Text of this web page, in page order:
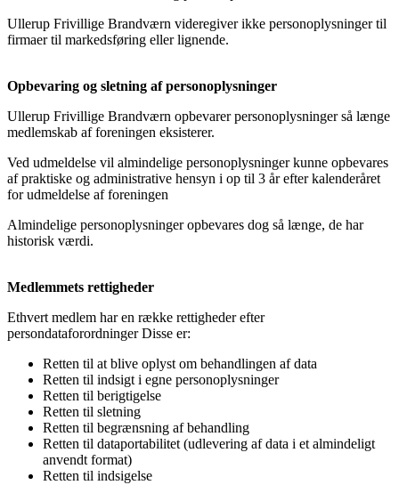
Ullerup Frivillige Brandværn videregiver ikke personoplysninger til
firmaer til markedsføring eller lignende.
Opbevaring og sletning af personoplysninger
Ullerup Frivillige Brandværn opbevarer personoplysninger så længe
medlemskab af foreningen eksisterer.
Ved udmeldelse vil almindelige personoplysninger kunne opbevares
af praktiske og administrative hensyn i op til 3 år efter kalenderåret
for udmeldelse af foreningen
Almindelige personoplysninger opbevares dog så længe, de har
historisk værdi.
Medlemmets rettigheder
Ethvert medlem har en række rettigheder efter
persondataforordninger Disse er:
Retten til at blive oplyst om behandlingen af data
Retten til indsigt i egne personoplysninger
Retten til berigtigelse
Retten til sletning
Retten til begrænsning af behandling
Retten til dataportabilitet (udlevering af data i et almindeligt
anvendt format)
Retten til indsigelse